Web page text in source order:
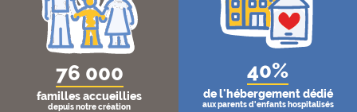
76 000
familles accueillies
depuis notre création
40%
de l'hébergement dédié
aux parents d'enfants hospitalisés